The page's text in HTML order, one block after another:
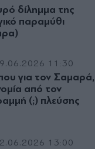
δίληµµα της
παραμύθι
11:30
για τον Σαµαρά,
από τον
(;) πλεύσης
13:00